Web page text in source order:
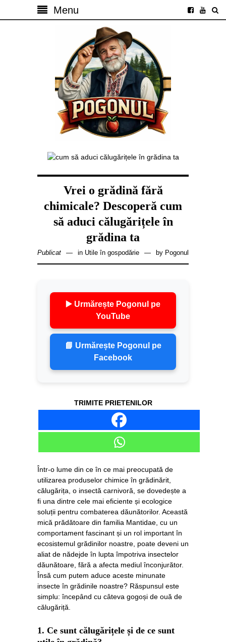
Menu
Vrei o grădină fără
chimicale? Descoperă cum
să aduci călugărițele în
grădina ta
Publicat in Utile în gospodărie by Pogonul
▶️ Urmărește Pogonul pe
YouTube
📘 Urmărește Pogonul pe
Facebook
TRIMITE PRIETENILOR
Într-o lume din ce în ce mai preocupată de
utilizarea produselor chimice în grădinărit,
călugărița, o insectă carnivoră, se dovedește a
fi una dintre cele mai eficiente și ecologice
soluții pentru combaterea dăunătorilor. Această
mică prădătoare din familia Mantidae, cu un
comportament fascinant și un rol important în
ecosistemul grădinilor noastre, poate deveni un
aliat de nădejde în lupta împotriva insectelor
dăunătoare, fără a afecta mediul înconjurător.
Însă cum putem aduce aceste minunate
insecte în grădinile noastre? Răspunsul este
simplu: începând cu câteva gogoși de ouă de
călugăriță.
1. Ce sunt călugărițele și de ce sunt